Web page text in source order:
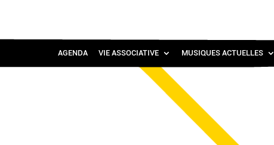
AGENDA VIE ASSOCIATIVE MUSIQUES ACTUELLES